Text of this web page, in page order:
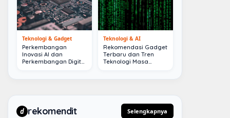
Teknologi & Gadget
Perkembangan
Inovasi AI dan
Perkembangan Digital
Teknologi & AI
Rekomendasi Gadget
Terbaru dan Tren
Teknologi Masa
d rekomendit Selengkapnya